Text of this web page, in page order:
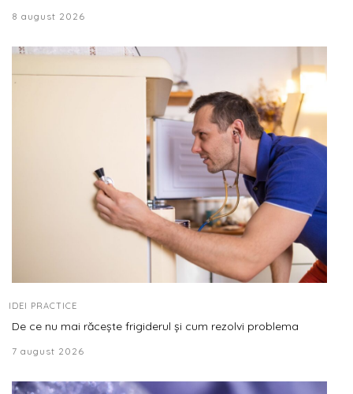
8 august 2026
IDEI PRACTICE
De ce nu mai răcește frigiderul și cum rezolvi problema
7 august 2026